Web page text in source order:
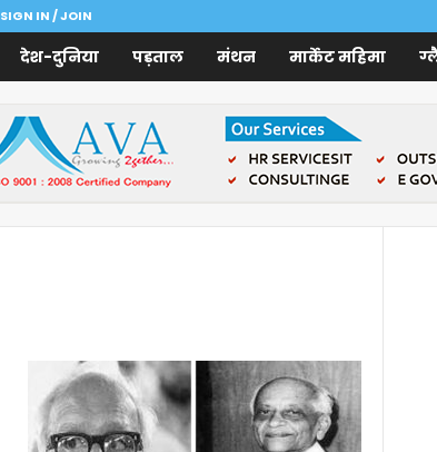
SIGN IN / JOIN
देश-दुनिया पड़ताल मंथन मार्केट महिमा